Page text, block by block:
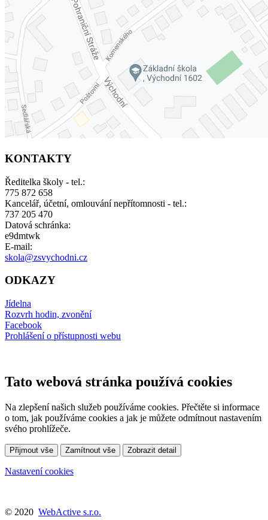
KONTAKTY
Ředitelka školy - tel.:
775 872 658
Kancelář, účetní, omlouvání nepřítomnosti - tel.:
737 205 470
Datová schránka:
e9dmtwk
E-mail:
skola@zsvychodni.cz
ODKAZY
Jídelna
Rozvrh hodin, zvonění
Facebook
Prohlášení o přístupnosti webu
Tato webová stránka používá cookies
Na zlepšení našich služeb používáme cookies. Přečtěte si informace
o tom, jak používáme cookies a jak je můžete odmítnout nastavením
svého prohlížeče.
Přijmout vše Zamítnout vše Zobrazit detail
Nastavení cookies
© 2020 WebActive s.r.o.